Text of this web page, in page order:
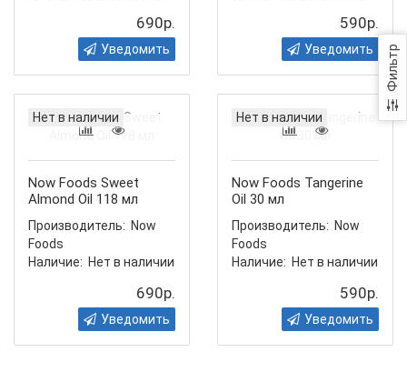
Фильтр
690р.
Уведомить
590р.
Уведомить
Нет в наличии
Now Foods Sweet
Almond Oil 118 мл
Производитель: Now
Foods
Наличие: Нет в наличии
690р.
Уведомить
Нет в наличии
Now Foods Tangerine
Oil 30 мл
Производитель: Now
Foods
Наличие: Нет в наличии
590р.
Уведомить